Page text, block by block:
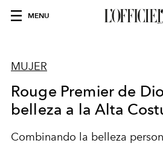
MENU
MUJER
Rouge Premier de
belleza a la Alta
Combinando la belleza